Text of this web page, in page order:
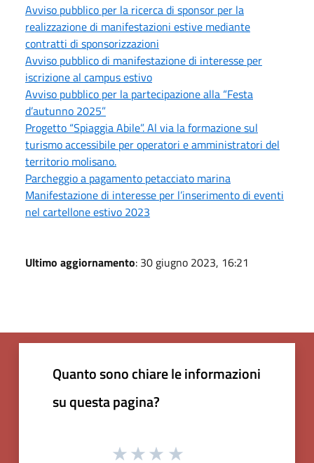
Avviso pubblico per la ricerca di sponsor per la
realizzazione di manifestazioni estive mediante
contratti di sponsorizzazioni
Avviso pubblico di manifestazione di interesse per
iscrizione al campus estivo
Avviso pubblico per la partecipazione alla “Festa
d’autunno 2025”
Progetto “Spiaggia Abile”. Al via la formazione sul
turismo accessibile per operatori e amministratori del
territorio molisano.
Parcheggio a pagamento petacciato marina
Manifestazione di interesse per l’inserimento di eventi
nel cartellone estivo 2023
Ultimo aggiornamento: 30 giugno 2023, 16:21
Quanto sono chiare le informazioni
su questa pagina?